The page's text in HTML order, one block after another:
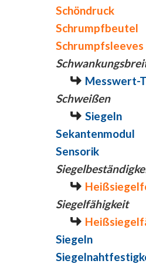
Schöndruck
Schrumpfbeutel
Schrumpfsleeves
Messwert-
Schweißen
Siegeln
Sekantenmodul
Sensorik
Siegelfähigkeit
Siegeln